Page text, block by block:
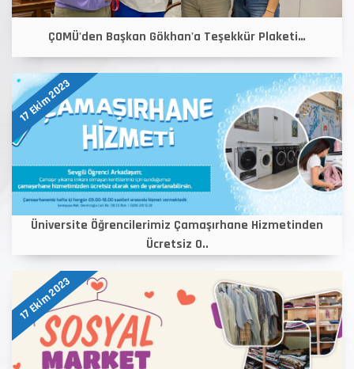
ÇOMÜ'den Başkan Gökhan'a Teşekkür Plaketi…
17 Ekim 2023
Üniversite Öğrencilerimiz Çamaşırhane Hizmetinden
Ücretsiz O..
17 Ekim 2023